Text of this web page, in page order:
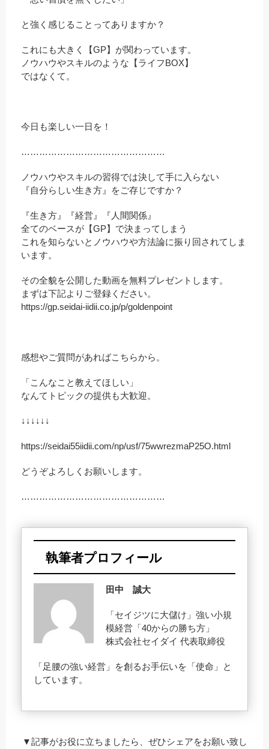
と強く感じることってありますか？
これにも大きく【GP】が関わっています。
ノウハウやスキルのような【ライフBOX】
ではなくて。
今日も楽しい一日を！
…………………………………………
ノウハウやスキルの習得では決して手に入らない
『自分らしい生き方』をご存じですか？
『生き方』『経営』『人間関係』
全てのベースが【GP】で決まってしまう
これを知らないとノウハウや方法論に振り回されてしま
います。
その全貌を公開した動画を無料プレゼントします。
まずは下記よりご登録ください。
https://gp.seidai-iidii.co.jp/p/goldenpoint
感想やご質問があればこちらから。
「こんなこと教えてほしい」
なんてトピックの提供も大歓迎。
↓↓↓↓↓↓
https://seidai55iidii.com/np/usf/75wwrezmaP25O.html
どうぞよろしくお願いします。
…………………………………………
執筆者プロフィール
田中 誠大
「セイジツに大儲け」強い小規
模経営「40からの勝ち方」
株式会社セイダイ 代表取締役
「足腰の強い経営」を創るお手伝いを「使命」と
しています。
▼記事がお役に立ちましたら、ぜひシェアをお願い致し